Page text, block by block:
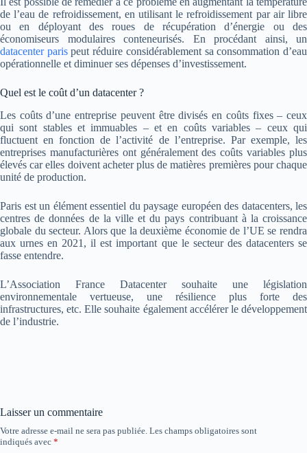
de l’eau de refroidissement, en utilisant le refroidissement par air libre
ou en déployant des roues de récupération d’énergie ou des
économiseurs modulaires conteneurisés. En procédant ainsi, un
datacenter parispeut réduire considérablement sa consommation d’eau
opérationnelle et diminuer ses dépenses d’investissement.
Quel est le coût d’un datacenter ?
Les coûts d’une entreprise peuvent être divisés en coûts fixes – ceux
qui sont stables et immuables – et en coûts variables – ceux qui
fluctuent en fonction de l’activité de l’entreprise. Par exemple, les
entreprises manufacturières ont généralement des coûts variables plus
élevés car elles doivent acheter plus de matières premières pour chaque
unité de production.
Paris est un élément essentiel du paysage européen des datacenters, les
centres de données de la ville et du pays contribuant à la croissance
globale du secteur. Alors que la deuxième économie de l’UE se rendra
aux urnes en 2021, il est important que le secteur des datacenters se
fasse entendre.
L’Association France Datacenter souhaite une législation
environnementale vertueuse, une résilience plus forte des
infrastructures, etc. Elle souhaite également accélérer le développement
de l’industrie.
Laisser un commentaire
Votre adresse e-mail ne sera pas publiée. Les champs obligatoires sont
indiqués avec *